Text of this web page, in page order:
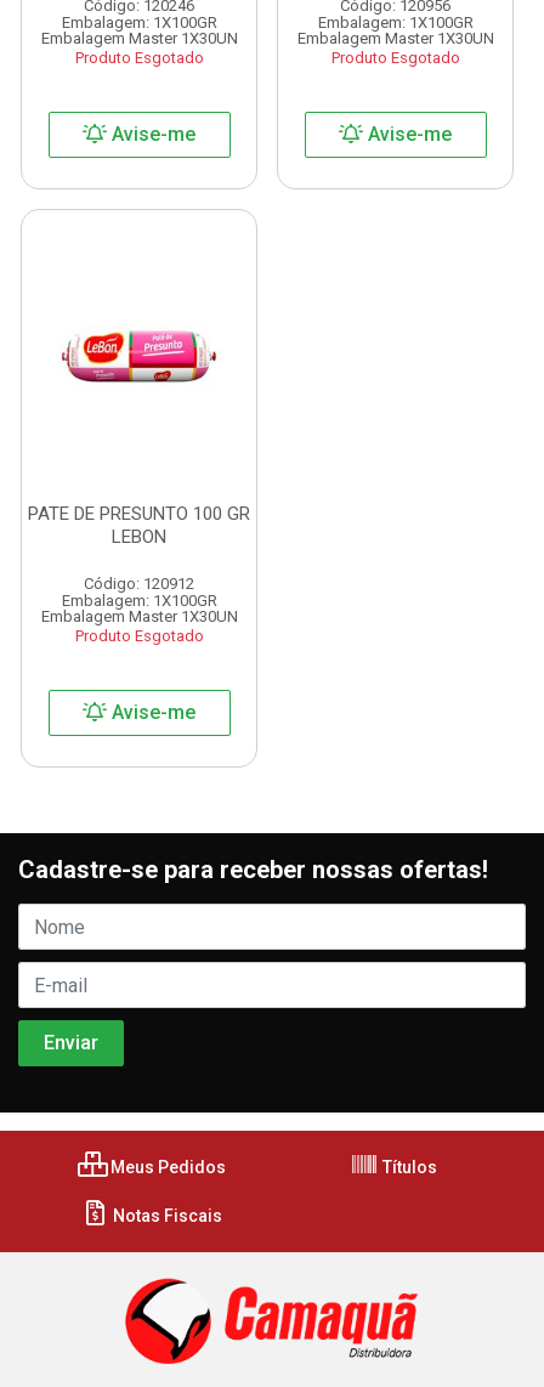
Código: 120246
Embalagem: 1X100GR
Embalagem Master 1X30UN
Produto Esgotado
Avise-me
Código: 120956
Embalagem: 1X100GR
Embalagem Master 1X30UN
Produto Esgotado
Avise-me
PATE DE PRESUNTO 100 GR
LEBON
Código: 120912
Embalagem: 1X100GR
Embalagem Master 1X30UN
Produto Esgotado
Avise-me
Cadastre-se para receber nossas ofertas!
Meus Pedidos Títulos
Notas Fiscais